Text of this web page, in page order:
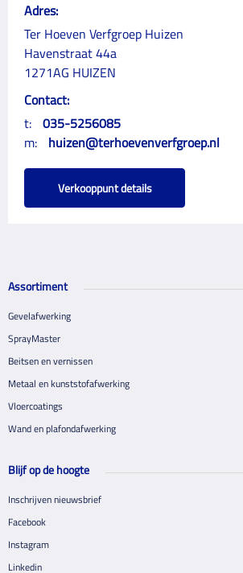
Adres:
Ter Hoeven Verfgroep Huizen
Havenstraat 44a
1271AG HUIZEN
Contact:
t: 035-5256085
m:
huizen@terhoevenverfgroep.nl
Verkooppunt details
Assortiment
Gevelafwerking
SprayMaster
Beitsen en vernissen
Metaal en kunststofafwerking
Vloercoatings
Wand en plafondafwerking
Blijf op de hoogte
Inschrijven nieuwsbrief
Facebook
Instagram
Linkedin